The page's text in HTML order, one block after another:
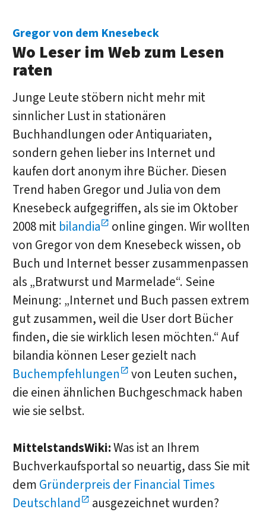
Gregor von dem Knesebeck
Wo Leser im Web zum Lesen
raten
Junge Leute stöbern nicht mehr mit
sinnlicher Lust in stationären
Buchhandlungen oder Antiquariaten,
sondern gehen lieber ins Internet und
kaufen dort anonym ihre Bücher. Diesen
Trend haben Gregor und Julia von dem
Knesebeck aufgegriffen, als sie im Oktober
2008 mit bilandia
online gingen. Wir wollten
von Gregor von dem Knesebeck wissen, ob
Buch und Internet besser zusammenpassen
als „Bratwurst und Marmelade“. Seine
Meinung: „Internet und Buch passen extrem
gut zusammen, weil die User dort Bücher
finden, die sie wirklich lesen möchten.“ Auf
bilandia können Leser gezielt nach
Buchempfehlungen
von Leuten suchen,
die einen ähnlichen Buchgeschmack haben
wie sie selbst.
MittelstandsWiki:Was ist an Ihrem
Buchverkaufsportal so neuartig, dass Sie mit
dem Gründerpreis der Financial Times
Deutschland
ausgezeichnet wurden?